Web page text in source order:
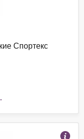
Спортекс